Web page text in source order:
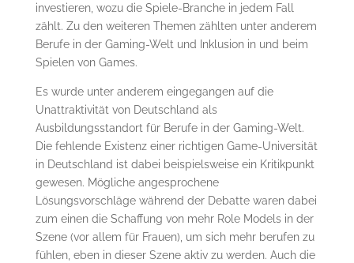
investieren, wozu die Spiele-Branche in jedem Fall
zählt. Zu den weiteren Themen zählten unter anderem
Berufe in der Gaming-Welt und Inklusion in und beim
Spielen von Games.
Es wurde unter anderem eingegangen auf die
Unattraktivität von Deutschland als
Ausbildungsstandort für Berufe in der Gaming-Welt.
Die fehlende Existenz einer richtigen Game-Universität
in Deutschland ist dabei beispielsweise ein Kritikpunkt
gewesen. Mögliche angesprochene
Lösungsvorschläge während der Debatte waren dabei
zum einen die Schaffung von mehr Role Models in der
Szene (vor allem für Frauen), um sich mehr berufen zu
fühlen, eben in dieser Szene aktiv zu werden. Auch die